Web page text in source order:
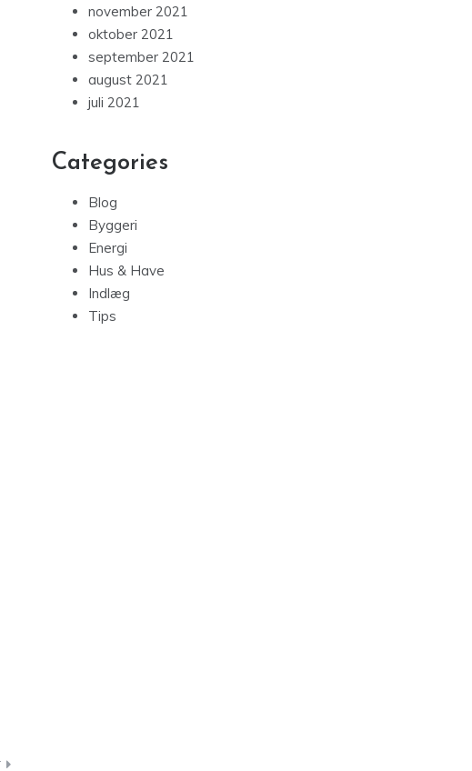
november 2021
oktober 2021
september 2021
august 2021
juli 2021
Categories
Blog
Byggeri
Energi
Hus & Have
Indlæg
Tips